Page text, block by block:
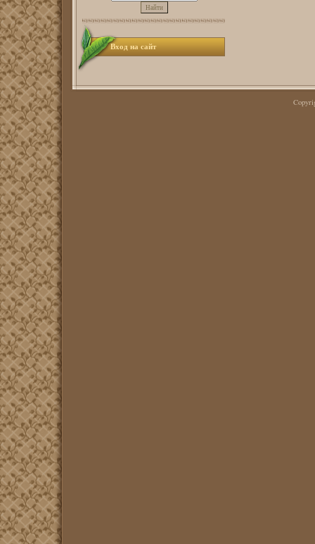
Вход на сайт